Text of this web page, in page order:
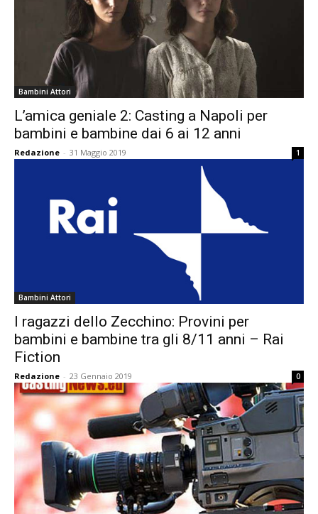
Bambini Attori
L’amica geniale 2: Casting a Napoli per
bambini e bambine dai 6 ai 12 anni
Redazione - 31 Maggio 2019 1
Bambini Attori
I ragazzi dello Zecchino: Provini per
bambini e bambine tra gli 8/11 anni – Rai
Fiction
Redazione - 23 Gennaio 2019 0